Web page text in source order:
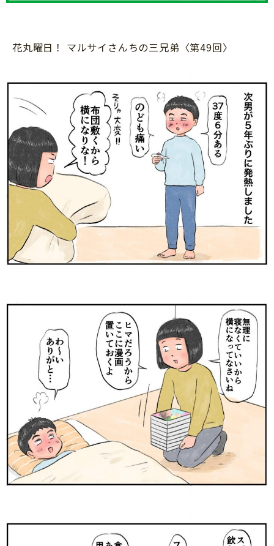
「こそだてまっぷ」とは
サイトのご利⽤にあたって
個⼈情報について
花丸曜日！ マルサイさんちの三兄弟〈第49回〉